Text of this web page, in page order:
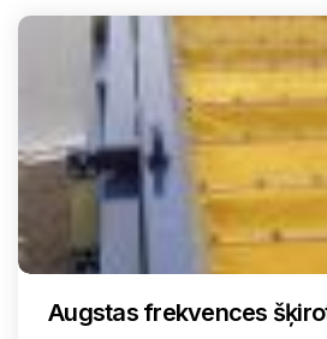
Augstas frekvences